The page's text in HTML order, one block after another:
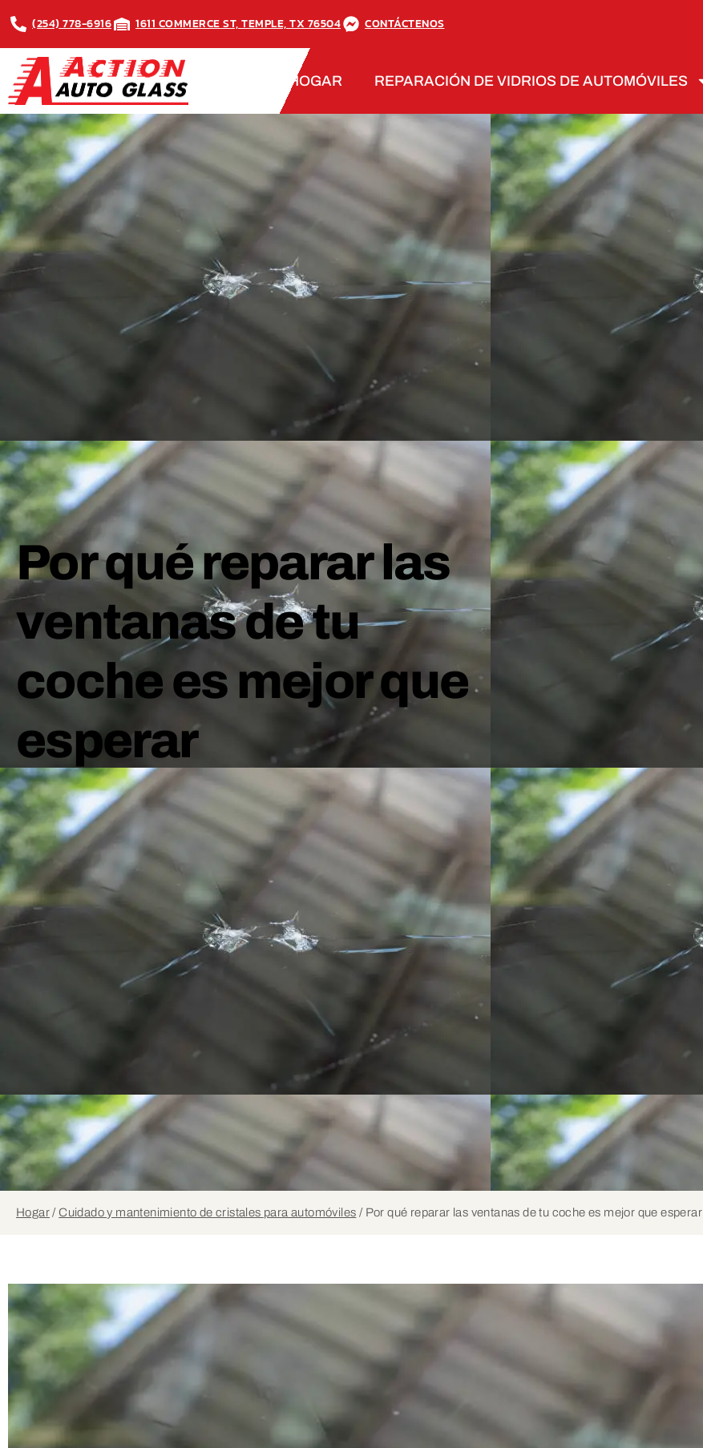
(254) 778-6916 1611 COMMERCE ST, TEMPLE, TX 76504 CONTÁCTENOS
HOGAR REPARACIÓN DE VIDRIOS DE AUTOMÓVILES
Por qué reparar las
ventanas de tu
coche es mejor que
esperar
Hogar/Cuidado y mantenimiento de cristales para automóviles / Por qué reparar las ventanas de tu coche es mejor que esperar